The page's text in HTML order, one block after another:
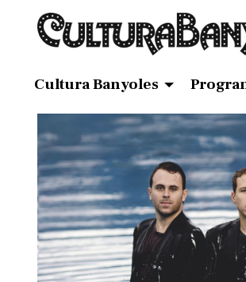
Cultura Banyoles